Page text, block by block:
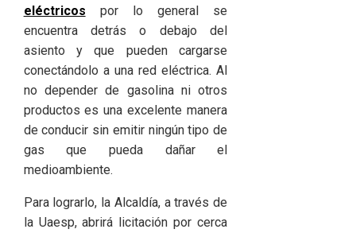
eléctricos por lo general se
encuentra detrás o debajo del
asiento y que pueden cargarse
conectándolo a una red eléctrica. Al
no depender de gasolina ni otros
productos es una excelente manera
de conducir sin emitir ningún tipo de
gas que pueda dañar el
medioambiente.
Para lograrlo, la Alcaldía, a través de
la Uaesp, abrirá licitación por cerca